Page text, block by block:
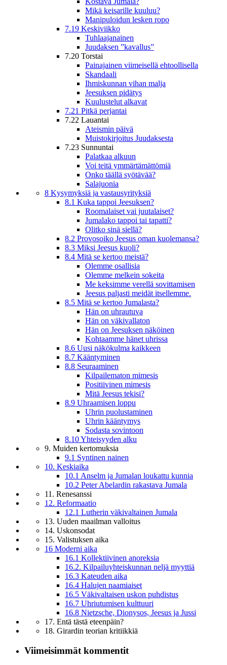
Mikä keisarille kuuluu?
Manipuloidun lesken ropo
7.19 Keskiviikko
Tuhlaajanainen
Juudaksen ”kavallus”
7.20 Torstai
Painajainen viimeisellä ehtoollisella
Skandaali
Ihmiskunnan vihan malja
Jeesuksen pidätys
Kuulustelut alkavat
7.21 Pitkä perjantai
7.22 Lauantai
Ateismin päivä
Muistokirjoitus Juudaksesta
7.23 Sunnuntai
Palatkaa alkuun
Voi teitä ymmärtämättömiä
Onko täällä syötävää?
Salajuonia
8 Kysymyksiä ja vastausyrityksiä
8.1 Kuka tappoi Jeesuksen?
Roomalaiset vai juutalaiset?
Jumalako tappoi tai tapatti?
Olitko sinä siellä?
8.2 Provosoiko Jeesus oman kuolemansa?
8.3 Miksi Jeesus kuoli?
8.4 Mitä se kertoo meistä?
Olemme osallisia
Olemme melkein sokeita
Me keksimme verellä sovittamisen
Jeesus paljasti meidät itsellemme.
8.5 Mitä se kertoo Jumalasta?
Hän on uhrautuva
Hän on väkivallaton
Hän on Jeesuksen näköinen
Kohtaamme hänet uhrissa
8.6 Uusi näkökulma kaikkeen
8.7 Kääntyminen
8.8 Seuraaminen
Kilpailematon mimesis
Positiivinen mimesis
Mitä Jeesus tekisi?
8.9 Uhraamisen loppu
Uhrin puolustaminen
Uhrin kääntymys
Sodasta sovintoon
8.10 Yhteisyyden alku
9. Muiden kertomuksia
9.1 Syntinen nainen
10. Keskiaika
10.1 Anselm ja Jumalan loukattu kunnia
10.2 Peter Abelardin rakastava Jumala
11. Renesanssi
12. Reformaatio
12.1 Lutherin väkivaltainen Jumala
13. Uuden maailman valloitus
14. Uskonsodat
15. Valistuksen aika
16 Moderni aika
16.1 Kollektiivinen anoreksia
16.2. Kilpailuyhteiskunnan neljä myyttiä
16.3 Kateuden aika
16.4 Halujen naamiaiset
16.5 Väkivaltaisen uskon puhdistus
16.7 Uhriutumisen kulttuuri
16.8 Nietzsche, Dionysos, Jeesus ja Jussi
17. Entä tästä eteenpäin?
18. Girardin teorian kritiikkiä
Viimeisimmät kommentit